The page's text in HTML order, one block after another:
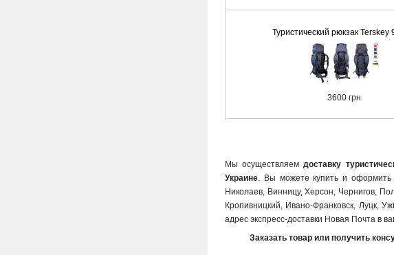
Туристический рюкзак Terskey
3600 грн
Мы осуществляемдоставку
Украине. Вы можете купить и оформить
Николаев, Винницу, Херсон, Чернигов,
Кропивницкий, Ивано-Франковск, Луцк,
адрес экспресс-доставки Новая Почта в
Заказать товар или получить